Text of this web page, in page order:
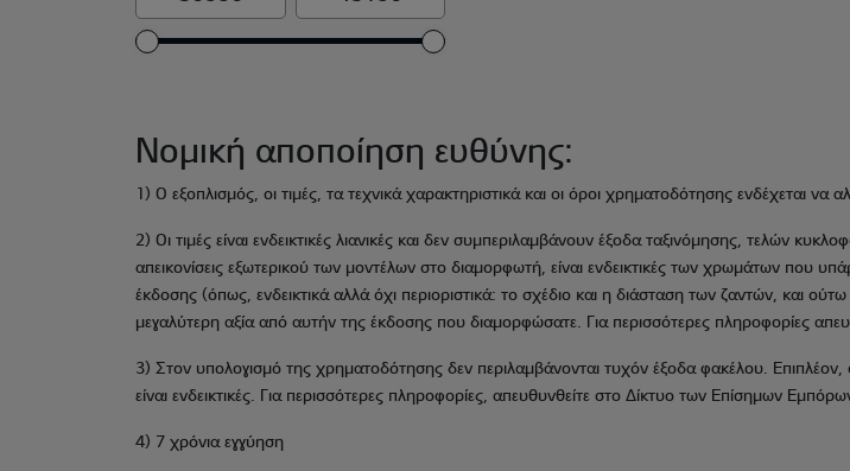
Νομική αποποίηση ευθύνης:
1) Ο εξοπλισμός, οι τιμές, τα τεχνικά χαρακτηριστικά και οι όροι χρηματοδότησης ενδέχεται να
2) Οι τιμές είναι ενδεικτικές λιανικές και δεν συμπεριλαμβάνουν έξοδα ταξινόμησης, τελών
απεικονίσεις εξωτερικού των μοντέλων στο διαμορφωτή, είναι ενδεικτικές των χρωμάτων που
έκδοσης (όπως, ενδεικτικά αλλά όχι περιοριστικά: το σχέδιο και η διάσταση των ζαντών, και
μεγαλύτερη αξία από αυτήν της έκδοσης που διαμορφώσατε. Για περισσότερες πληροφορίες
3) Στον υπολογισμό της χρηματοδότησης δεν περιλαμβάνονται τυχόν έξοδα φακέλου. Επιπλέον,
είναι ενδεικτικές. Για περισσότερες πληροφορίες, απευθυνθείτε στο Δίκτυο των Επίσημων
4) 7 χρόνια εγγύηση